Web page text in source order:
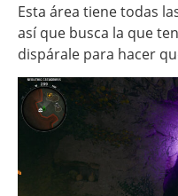
Esta área tiene todas
así que busca la que
dispárale para hacer